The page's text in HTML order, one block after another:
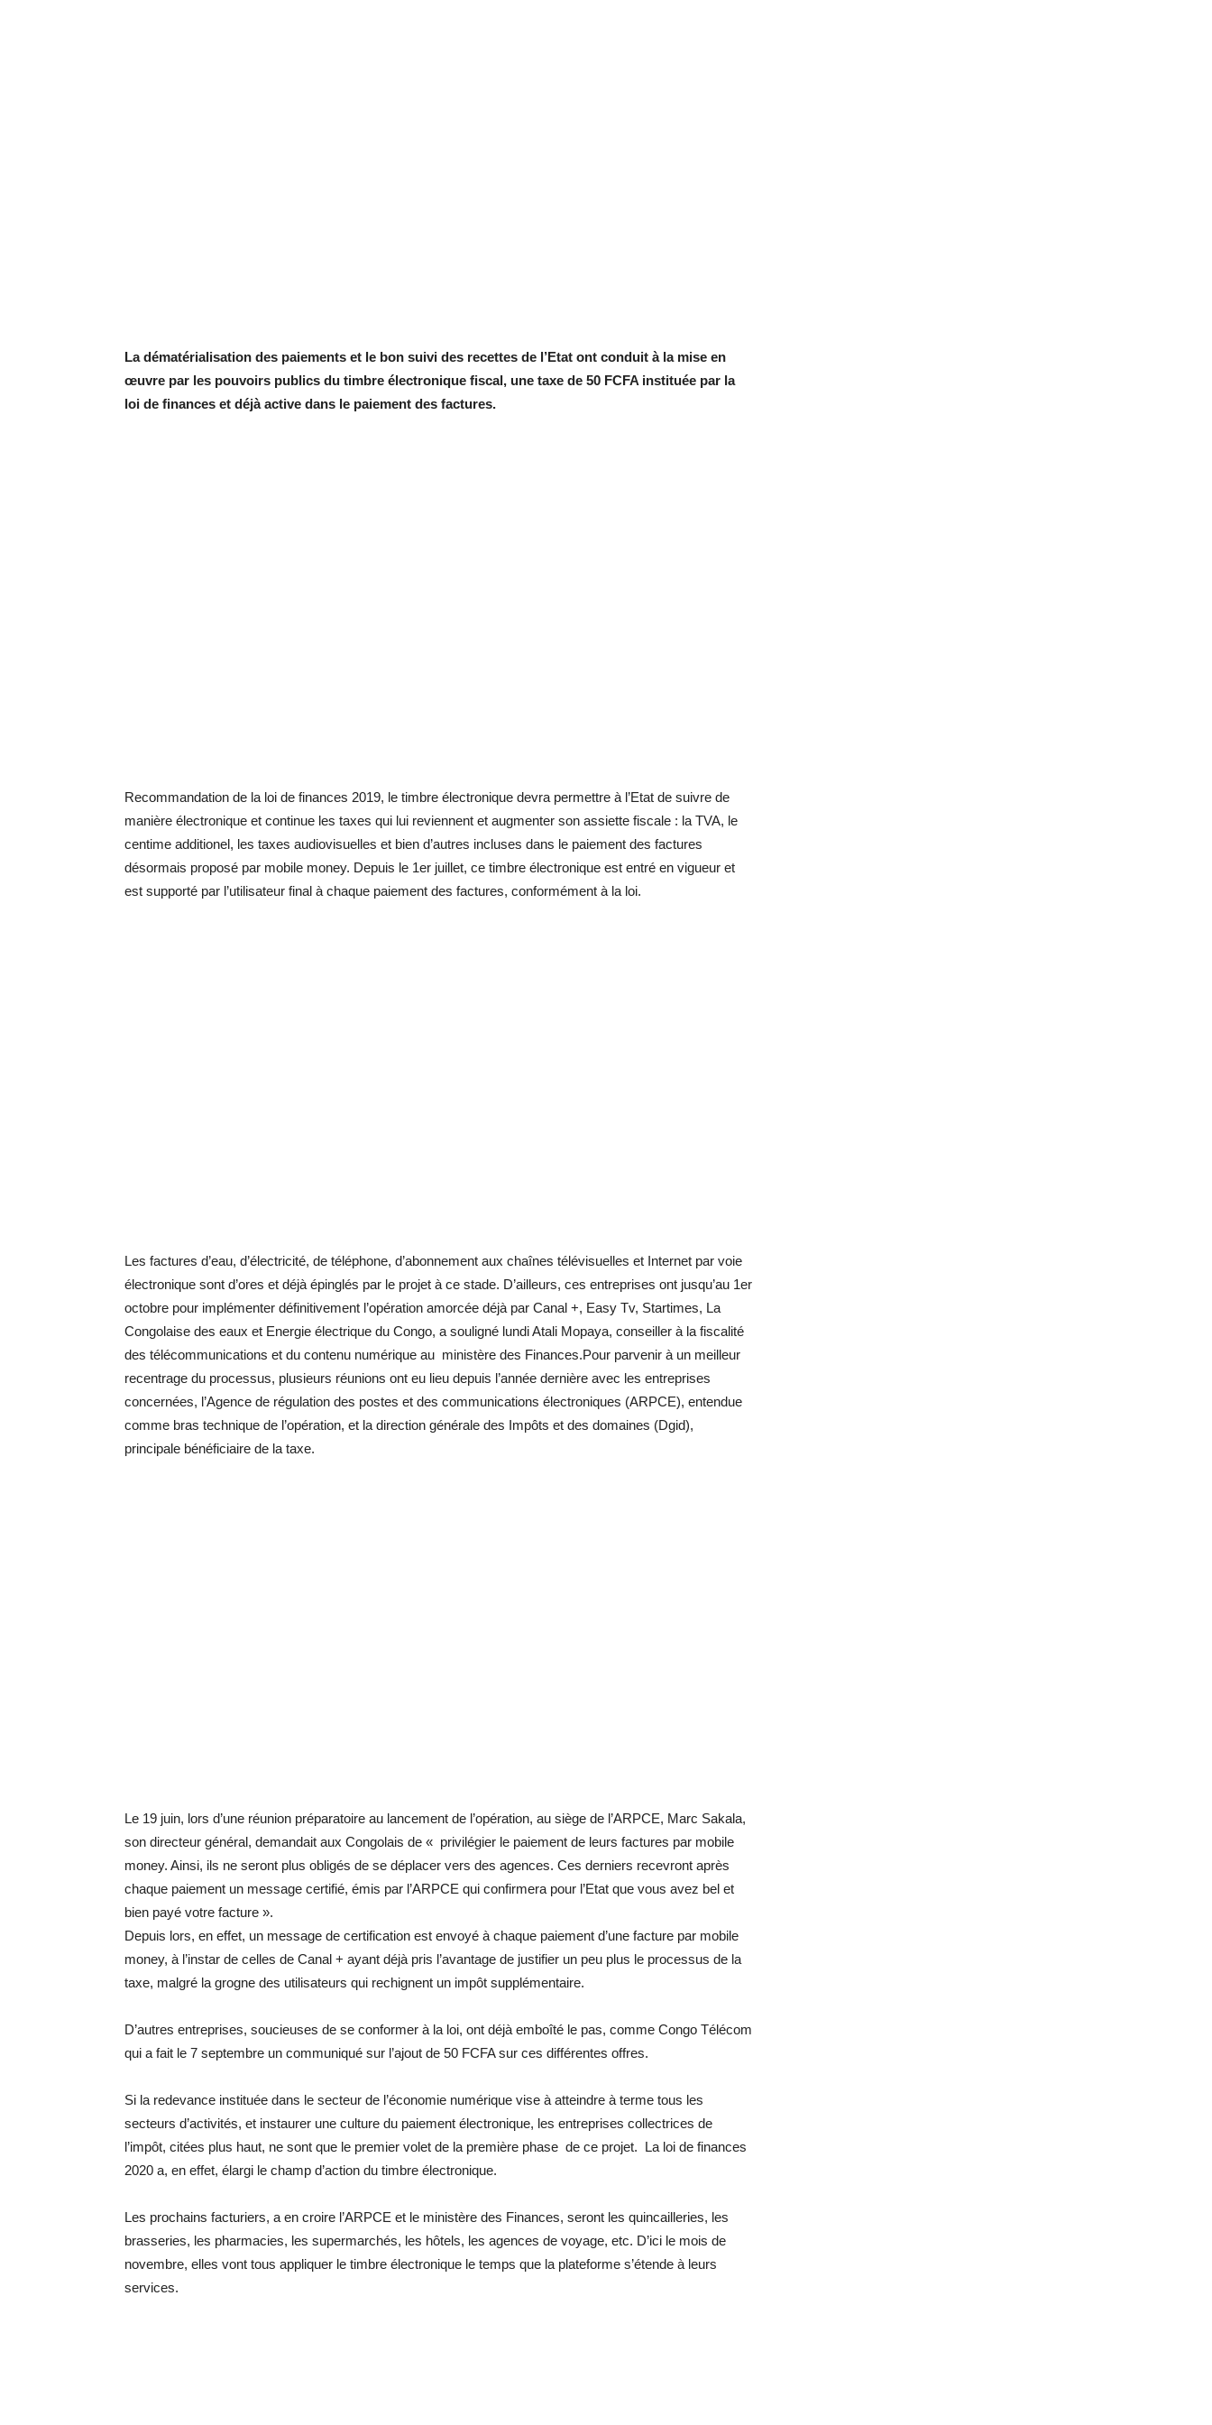
La dématérialisation des paiements et le bon suivi des recettes de l’Etat ont conduit à la mise en
œuvre par les pouvoirs publics du timbre électronique fiscal, une taxe de 50 FCFA instituée par la
loi de finances et déjà active dans le paiement des factures.
Recommandation de la loi de finances 2019, le timbre électronique devra permettre à l’Etat de suivre de
manière électronique et continue les taxes qui lui reviennent et augmenter son assiette fiscale : la TVA, le
centime additionel, les taxes audiovisuelles et bien d’autres incluses dans le paiement des factures
désormais proposé par mobile money. Depuis le 1er juillet, ce timbre électronique est entré en vigueur et
est supporté par l’utilisateur final à chaque paiement des factures, conformément à la loi.
Les factures d’eau, d’électricité, de téléphone, d’abonnement aux chaînes télévisuelles et Internet par voie
électronique sont d’ores et déjà épinglés par le projet à ce stade. D’ailleurs, ces entreprises ont jusqu’au 1er
octobre pour implémenter définitivement l’opération amorcée déjà par Canal +, Easy Tv, Startimes, La
Congolaise des eaux et Energie électrique du Congo, a souligné lundi Atali Mopaya, conseiller à la fiscalité
des télécommunications et du contenu numérique au ministère des Finances.Pour parvenir à un meilleur
recentrage du processus, plusieurs réunions ont eu lieu depuis l’année dernière avec les entreprises
concernées, l’Agence de régulation des postes et des communications électroniques (ARPCE), entendue
comme bras technique de l’opération, et la direction générale des Impôts et des domaines (Dgid),
principale bénéficiaire de la taxe.
Le 19 juin, lors d’une réunion préparatoire au lancement de l’opération, au siège de l’ARPCE, Marc Sakala,
son directeur général, demandait aux Congolais de « privilégier le paiement de leurs factures par mobile
money. Ainsi, ils ne seront plus obligés de se déplacer vers des agences. Ces derniers recevront après
chaque paiement un message certifié, émis par l’ARPCE qui confirmera pour l’Etat que vous avez bel et
bien payé votre facture ».
Depuis lors, en effet, un message de certification est envoyé à chaque paiement d’une facture par mobile
money, à l’instar de celles de Canal + ayant déjà pris l’avantage de justifier un peu plus le processus de la
taxe, malgré la grogne des utilisateurs qui rechignent un impôt supplémentaire.
D’autres entreprises, soucieuses de se conformer à la loi, ont déjà emboîté le pas, comme Congo Télécom
qui a fait le 7 septembre un communiqué sur l’ajout de 50 FCFA sur ces différentes offres.
Si la redevance instituée dans le secteur de l’économie numérique vise à atteindre à terme tous les
secteurs d’activités, et instaurer une culture du paiement électronique, les entreprises collectrices de
l’impôt, citées plus haut, ne sont que le premier volet de la première phase de ce projet. La loi de finances
2020 a, en effet, élargi le champ d’action du timbre électronique.
Les prochains facturiers, a en croire l’ARPCE et le ministère des Finances, seront les quincailleries, les
brasseries, les pharmacies, les supermarchés, les hôtels, les agences de voyage, etc. D’ici le mois de
novembre, elles vont tous appliquer le timbre électronique le temps que la plateforme s’étende à leurs
services.